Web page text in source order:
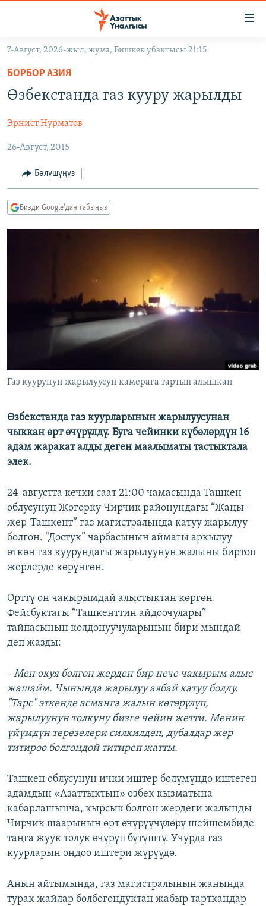
Навигацияга
өтүңүз
Издөөгө
салыңыз
КЫРГЫЗСТАН
САЯСАТ
ЭКОНОМИКА
МАДАНИЯТ
ДҮЙНӨ
БОРБОР АЗИЯ
УКРАИНА
АТАЙЫН ИЛИКТӨӨ
ТВ ПРОГРАММАЛАР
БҮГҮН АЗАТТЫКТА
ЭКСПЕРТТЕР ТАЛДАЙТ
АЗАТТЫК+
ЫҢГАЙСЫЗ СУРООЛОР
ПОДКАСТ
ӨЗГӨЧӨ ПИКИР
ЭЕ/АРнун бардык сайттары
7-Август, 2026-жыл, жума, Бишкек убактысы 21:15
БОРБОР АЗИЯ
Өзбекстанда газ кууру жарылды
Эрнист Нурматов
26-Август, 2015
Бөлүшүңүз
Бизди Google'дан табыңыз
Газ куурунун жарылуусун камерага тартып алышкан
Өзбекстанда газ куурларынын жарылуусунан
чыккан өрт өчүрүлдү. Буга чейинки күбөлөрдүн 16
адам жаракат алды деген маалыматы тастыктала
элек.
24-августта кечки саат 21:00 чамасында Ташкен
облусунун Жогорку Чирчик районундагы “Жаңы-
жер-Ташкент” газ магистралында катуу жарылуу
болгон. “Достук” чарбасынын аймагы аркылуу
өткөн газ куурундагы жарылуунун жалыны биртоп
жерлерде көрүнгөн.
Өрттү он чакырымдай алыстыктан көргөн
Фейсбуктагы “Ташкенттин айдоочулары”
тайпасынын колдонуучуларынын бири мындай
деп жазды:
- Мен окуя болгон жерден бир нече чакырым алыс
жашайм. Чынында жарылуу аябай катуу болду.
"Тарс" эткенде асманга жалын көтөрүлүп,
жарылуунун толкуну бизге чейин жетти. Менин
үйүмдүн терезелери силкилдеп, дубалдар жер
титирөө болгондой титиреп жатты.
Ташкен облусунун ички иштер бөлүмүндө иштеген
адамдын «Азаттыктын» өзбек кызматына
кабарлашынча, кырсык болгон жердеги жалынды
Чирчик шаарынын өрт өчүрүүчүлөрү шейшембиде
таңга жуук толук өчүрүп бүтүштү. Учурда газ
куурларын оңдоо иштери жүрүүдө.
Анын айтымында, газ магистралынын жанында
турак жайлар болбогондуктан жабыр тарткандар